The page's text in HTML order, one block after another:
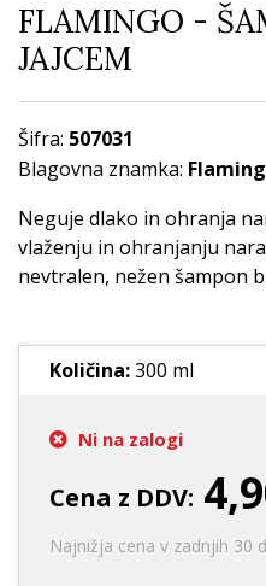
FLAMINGO -
JAJCEM
Šifra: 507031
Blagovna znamka:
Neguje dlako in ohranja
vlaženju in ohranjanju
nevtralen, nežen šampon
Količina:300 ml
Ni na zalogi
Cena z DDV:
Najnižja cena v zadnjih 30